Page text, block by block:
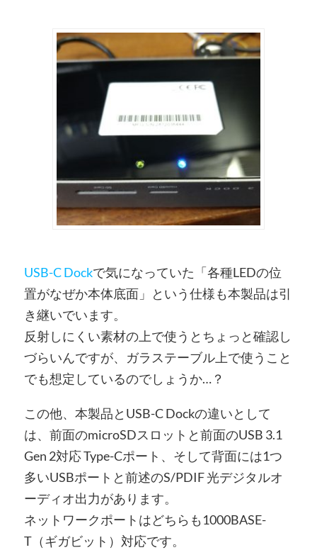
USB-C Dockで気になっていた「各種LEDの位
置がなぜか本体底面」という仕様も本製品は引
き継いでいます。
反射しにくい素材の上で使うとちょっと確認し
づらいんですが、ガラステーブル上で使うこと
でも想定しているのでしょうか…？
この他、本製品とUSB-C Dockの違いとして
は、前面のmicroSDスロットと前面のUSB 3.1
Gen 2対応 Type-Cポート、そして背面には1つ
多いUSBポートと前述のS/PDIF 光デジタルオ
ーディオ出力があります。
ネットワークポートはどちらも1000BASE-
T（ギガビット）対応です。